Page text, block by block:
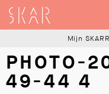
SKAR
Mijn SKAR
PHOTO-
49-44 4